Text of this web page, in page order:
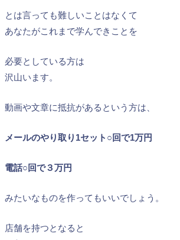
とは言っても難しいことはなくて
あなたがこれまで学んできことを
必要としている方は
沢山います。
動画や文章に抵抗があるという方は、
メールのやり取り1セット○回で1万円
電話○回で３万円
みたいなものを作ってもいいでしょう。
店舗を持つとなると